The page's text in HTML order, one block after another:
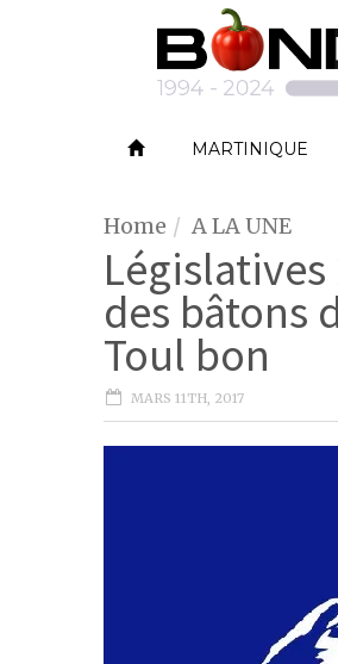
MARTINIQUE
Home A LA UNE
des bâtons
Toul bon
MARS 11TH, 2017